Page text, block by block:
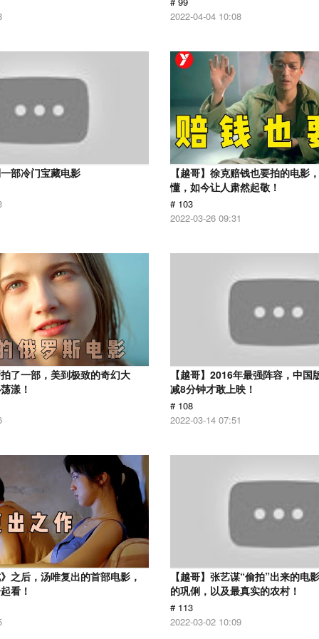
2022-04-04 10:08
部冷门宝藏电影
【越哥】徐克赔钱也要拍的电影
懂，如今让人肃然起敬！
# 103
2022-03-26 09:31
了一部，美到极致的奇幻大
漾！
【越哥】2016年最强阵容，中国
减8分钟才敢上映！
# 108
2022-03-14 07:51
之后，汤唯复出的首部电影，
看！
【越哥】张艺谋“偷拍”出来的电
的巩俐，以及最真实的农村！
# 113
2022-03-02 10:09